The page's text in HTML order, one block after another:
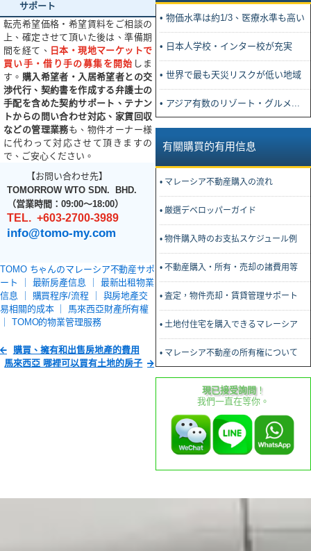
• 物価水準は約1/3、医療水準も高い
• 日本人学校・インター校が充実
• 世界で最も天災リスクが低い地域
• アジア有数のリゾート・グルメ...
有關購買的有用信息
• マレーシア不動産購入の流れ
• 厳選デベロッパーガイド
• 物件購入時のお支払スケジュール例
• 不動産購入・所有・売却の諸費用等
• 査定，物件売却・賃貸管理サポート
• 土地付住宅を購入できるマレーシア
• マレーシア不動産の所有権について
現已接受詢問！
我們一直在等你。
サポート
転売希望価格・希望賃料をご相談の
上、確定させて頂いた後は、準備期
間を経て、 日本・現地マーケットで
買い手・借り手の募集を開始 しま
す。 購入希望者・入居希望者との交
渉代行、契約書を作成する弁護士の
手配を含めた契約サポート、テナン
トからの問い合わせ対応、家賃回収
などの管理業務も、物件オーナー様
に代わって対応させて頂きますの
で、ご安心ください。
【お問い合わせ先】
TOMORROW WTO SDN. BHD.
（営業時間：09:00～18:00）
TEL. +603-2700-3989
info@tomo-my.com
TOMO ちゃんのマレーシア不動産サポ
ート ｜ 最新房產信息
最新出租物業
信息
購買程序/流程
與房地產交
易相關的成本｜ 馬來西亞財產所有權
TOMO的物業管理服務
購買、擁有和出售房地產的費用
馬來西亞 哪裡可以買有土地的房子